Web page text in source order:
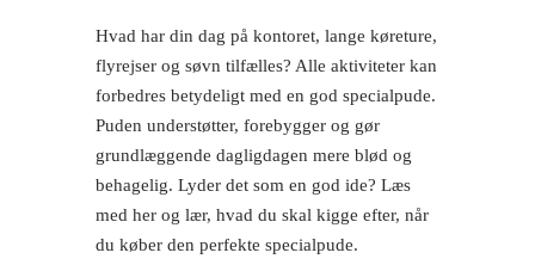
Hvad har din dag på kontoret, lange køreture,
flyrejser og søvn tilfælles? Alle aktiviteter kan
forbedres betydeligt med en god specialpude.
Puden understøtter, forebygger og gør
grundlæggende dagligdagen mere blød og
behagelig. Lyder det som en god ide? Læs
med her og lær, hvad du skal kigge efter, når
du køber den perfekte specialpude.